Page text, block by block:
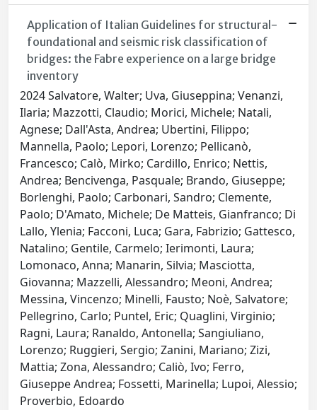
Application of Italian Guidelines for structural-
foundational and seismic risk classification of
bridges: the Fabre experience on a large bridge
inventory
2024 Salvatore, Walter; Uva, Giuseppina; Venanzi,
Ilaria; Mazzotti, Claudio; Morici, Michele; Natali,
Agnese; Dall'Asta, Andrea; Ubertini, Filippo;
Mannella, Paolo; Lepori, Lorenzo; Pellicanò,
Francesco; Calò, Mirko; Cardillo, Enrico; Nettis,
Andrea; Bencivenga, Pasquale; Brando, Giuseppe;
Borlenghi, Paolo; Carbonari, Sandro; Clemente,
Paolo; D'Amato, Michele; De Matteis, Gianfranco; Di
Lallo, Ylenia; Facconi, Luca; Gara, Fabrizio; Gattesco,
Natalino; Gentile, Carmelo; Ierimonti, Laura;
Lomonaco, Anna; Manarin, Silvia; Masciotta,
Giovanna; Mazzelli, Alessandro; Meoni, Andrea;
Messina, Vincenzo; Minelli, Fausto; Noè, Salvatore;
Pellegrino, Carlo; Puntel, Eric; Quaglini, Virginio;
Ragni, Laura; Ranaldo, Antonella; Sangiuliano,
Lorenzo; Ruggieri, Sergio; Zanini, Mariano; Zizi,
Mattia; Zona, Alessandro; Caliò, Ivo; Ferro,
Giuseppe Andrea; Fossetti, Marinella; Lupoi, Alessio;
Proverbio, Edoardo